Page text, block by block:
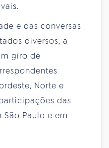
e das conversas
diversos, a
giro de
Norte e
das
Paulo e em